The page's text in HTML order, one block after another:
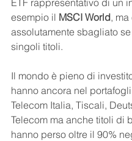
ETF rappresentativo di un
esempio il MSCI World, ma
assolutamente sbagliato
singoli titoli.
Il mondo è pieno di
hanno ancora nel
Telecom Italia, Tiscali,
Telecom ma anche titoli di
hanno perso oltre il 90%